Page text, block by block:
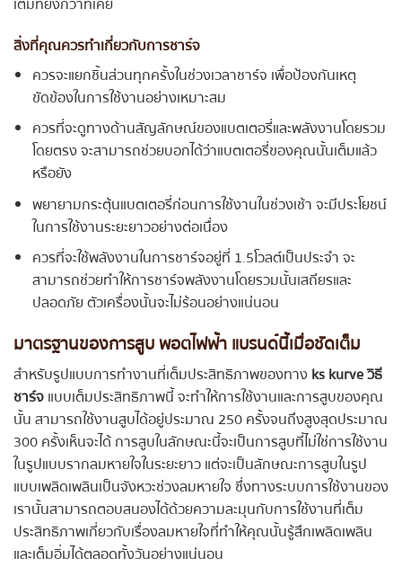
สิ่งที่คุณควรทำเกี่ยวกับการชาร์จ
ควรจะแยกชิ้นส่วนทุกครั้งในช่วงเวลาชาร์จ เพื่อป้องกันเหตุ
ขัดข้องในการใช้งานอย่างเหมาะสม
ควรที่จะดูทางด้านสัญลักษณ์ของแบตเตอรี่และพลังงานโดยรวม
โดยตรง จะสามารถช่วยบอกได้ว่าแบตเตอรี่ของคุณนั้นเต็มแล้ว
หรือยัง
พยายามกระตุ้นแบตเตอรี่ก่อนการใช้งานในช่วงเช้า จะมีประโยชน์
ในการใช้งานระยะยาวอย่างต่อเนื่อง
ควรที่จะใช้พลังงานในการชาร์จอยู่ที่ 1.5โวลต์เป็นประจำ จะ
สามารถช่วยทำให้การชาร์จพลังงานโดยรวมนั้นเสถียรและ
ปลอดภัย ตัวเครื่องนั้นจะไม่ร้อนอย่างแน่นอน
มาตรฐานของการสูบ พอตไฟฟ้า แบรนด์นี้เมื่อชัดเต็ม
สำหรับรูปแบบการทำงานที่เต็มประสิทธิภาพของทางks kurve วิธี
ชาร์จแบบเต็มประสิทธิภาพนี้ จะทำให้การใช้งานและการสูบของคุณ
นั้น สามารถใช้งานสูบได้อยู่ประมาณ 250 ครั้งจนถึงสูงสุดประมาณ
300 ครั้งเห็นจะได้ การสูบในลักษณะนี้จะเป็นการสูบที่ไม่ใช่การใช้งาน
ในรูปแบบรากลมหายใจในระยะยาว แต่จะเป็นลักษณะการสูบในรูป
แบบเพลิดเพลินเป็นจังหวะช่วงลมหายใจ ซึ่งทางระบบการใช้งานของ
เรานั้นสามารถตอบสนองได้ด้วยความละมุนกับการใช้งานที่เต็ม
ประสิทธิภาพเกี่ยวกับเรื่องลมหายใจที่ทำให้คุณนั้นรู้สึกเพลิดเพลิน
และเต็มอิ่มได้ตลอดทั้งวันอย่างแน่นอน